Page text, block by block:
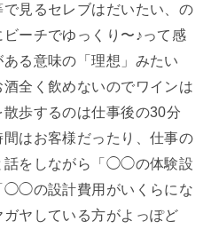
見るセレブはだいたい、の
ーチでゆっくり〜♪って感
る意味の「理想」みたい
全く飲めないのでワインは
歩するのは仕事後の30分
はお客様だったり、仕事の
話をしながら「◯◯の体験設
◯◯の設計費用がいくらにな
ヤしている方がよっぽど